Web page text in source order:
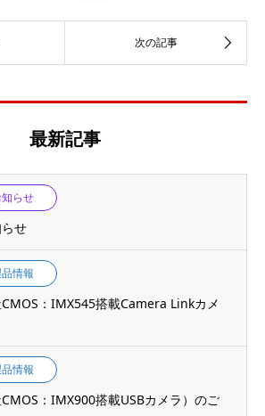
最新記事
知らせ
せ
情報
：IMX545搭載Camera Linkカメ
情報
：IMX900搭載USBカメラ）のご